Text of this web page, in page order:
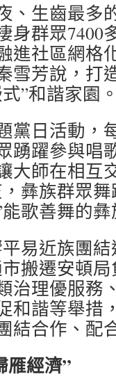
、生齒最多
身群眾7400
進社區網格
雪芳說，打
”和諧家園
黨日活動，
踴躍參與唱
大師在相互
彝族群眾
歌善舞的
易近族團
搬遷安頓
治理優服務
和諧等舉措
結合作、配
雁經濟”